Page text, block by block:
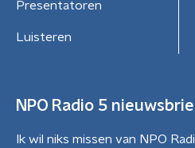
Presentatoren
Luisteren
NPO Radio 5
Ik wil niks missen van NPO